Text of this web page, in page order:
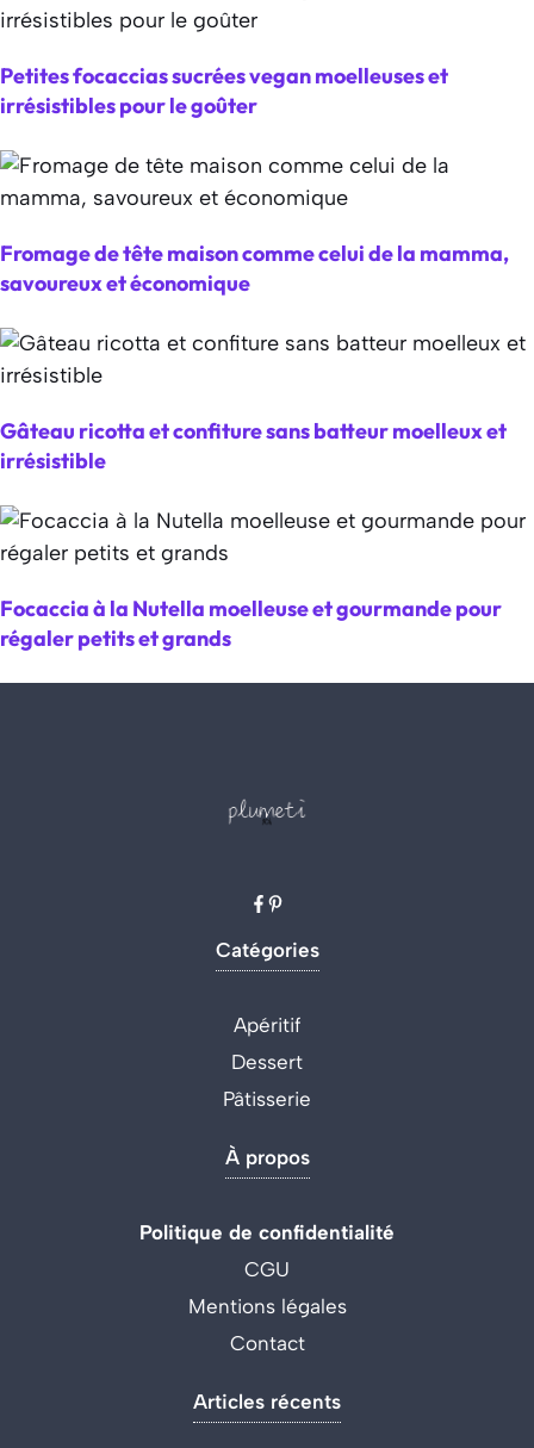
Petites focaccias sucrées vegan moelleuses et
irrésistibles pour le goûter
Fromage de tête maison comme celui de la mamma,
savoureux et économique
Gâteau ricotta et confiture sans batteur moelleux et
irrésistible
Focaccia à la Nutella moelleuse et gourmande pour
régaler petits et grands
Catégories
Apéritif
Dessert
Pâtisserie
À propos
Politique de confidentialité
CGU
Mentions légales
Contact
Articles récents